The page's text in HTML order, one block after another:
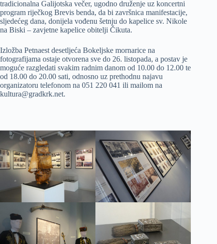
tradicionalna Galijotska večer, ugodno druženje uz koncertni
program riječkog Brevis benda, da bi završnica manifestacije,
sljedećeg dana, donijela vođenu šetnju do kapelice sv. Nikole
na Biski – zavjetne kapelice obitelji Čikuta.
Izložba Petnaest desetljeća Bokeljske mornarice na
fotografijama ostaje otvorena sve do 26. listopada, a postav je
moguće razgledati svakim radnim danom od 10.00 do 12.00 te
od 18.00 do 20.00 sati, odnosno uz prethodnu najavu
organizatoru telefonom na 051 220 041 ili mailom na
kultura@gradkrk.net.